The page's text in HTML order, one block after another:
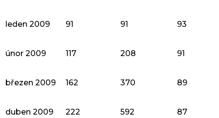
leden 2009 91 91 93
únor 2009 117 208 91
březen 2009 162 370 89
duben 2009 222 592 87